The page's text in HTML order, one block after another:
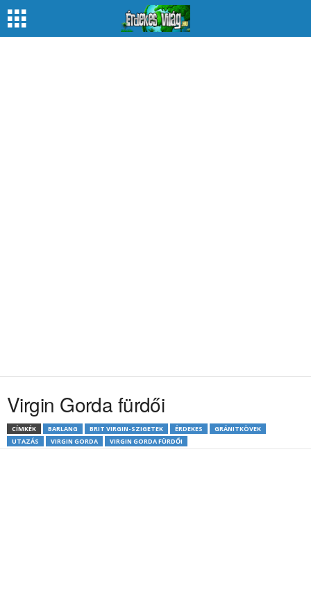
Virgin Gorda fürdői
CÍMKÉK BARLANG BRIT VIRGIN-SZIGETEK ÉRDEKES
GRÁNITKÖVEK
UTAZÁS
VIRGIN GORDA VIRGIN GORDA FÜRDŐI